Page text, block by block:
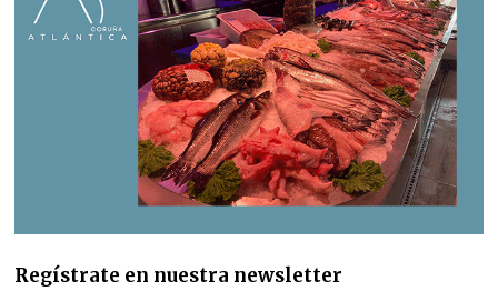
Regístrate en nuestra newsletter